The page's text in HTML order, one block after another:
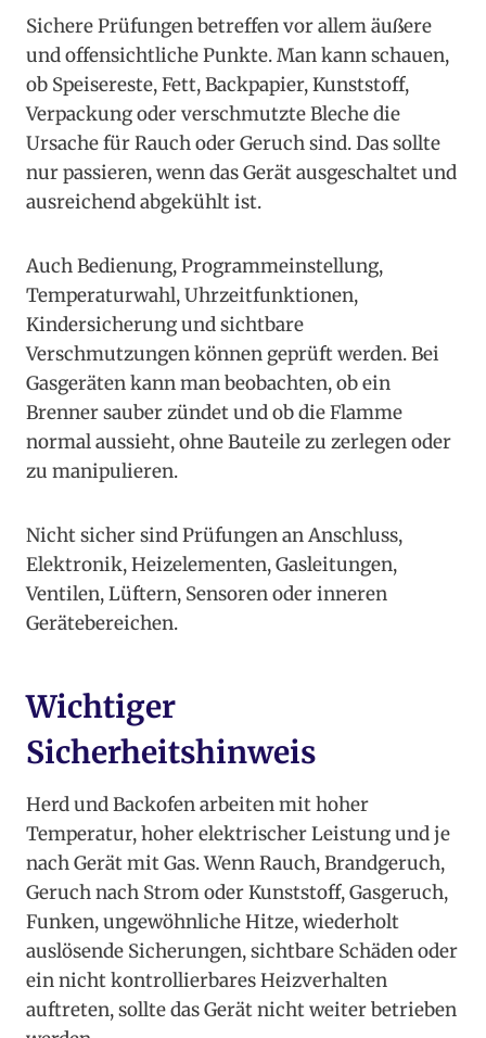
Sichere Prüfungen betreffen vor allem äußere
und offensichtliche Punkte. Man kann schauen,
ob Speisereste, Fett, Backpapier, Kunststoff,
Verpackung oder verschmutzte Bleche die
Ursache für Rauch oder Geruch sind. Das sollte
nur passieren, wenn das Gerät ausgeschaltet und
ausreichend abgekühlt ist.
Auch Bedienung, Programmeinstellung,
Temperaturwahl, Uhrzeitfunktionen,
Kindersicherung und sichtbare
Verschmutzungen können geprüft werden. Bei
Gasgeräten kann man beobachten, ob ein
Brenner sauber zündet und ob die Flamme
normal aussieht, ohne Bauteile zu zerlegen oder
zu manipulieren.
Nicht sicher sind Prüfungen an Anschluss,
Elektronik, Heizelementen, Gasleitungen,
Ventilen, Lüftern, Sensoren oder inneren
Gerätebereichen.
Wichtiger
Sicherheitshinweis
Herd und Backofen arbeiten mit hoher
Temperatur, hoher elektrischer Leistung und je
nach Gerät mit Gas. Wenn Rauch, Brandgeruch,
Geruch nach Strom oder Kunststoff, Gasgeruch,
Funken, ungewöhnliche Hitze, wiederholt
auslösende Sicherungen, sichtbare Schäden oder
ein nicht kontrollierbares Heizverhalten
auftreten, sollte das Gerät nicht weiter betrieben